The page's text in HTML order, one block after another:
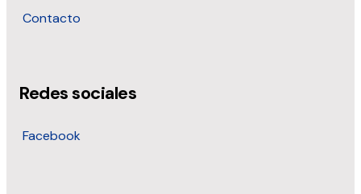
Contacto
Redes sociales
Facebook